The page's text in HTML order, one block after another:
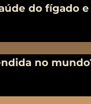
do fígado
no